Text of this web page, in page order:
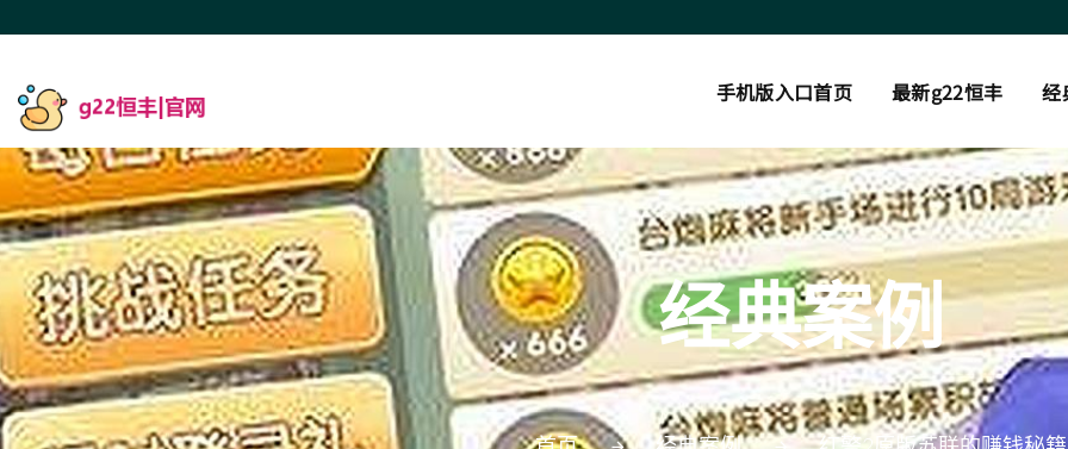
手机版入口首页 最新g22恒丰 经
经典案例